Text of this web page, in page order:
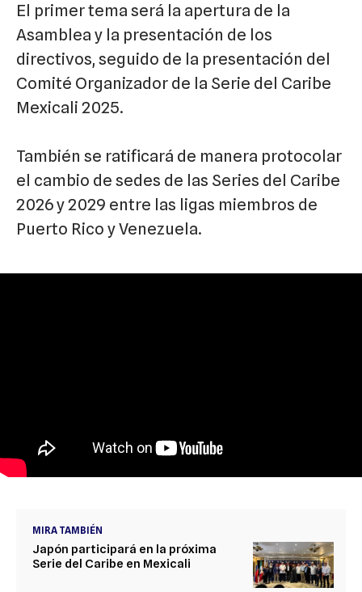
El primer tema será la apertura de la
Asamblea y la presentación de los
directivos, seguido de la presentación del
Comité Organizador de la Serie del Caribe
Mexicali 2025.
También se ratificará de manera protocolar
el cambio de sedes de las Series del Caribe
2026 y 2029 entre las ligas miembros de
Puerto Rico y Venezuela.
MIRA TAMBIÉN
Japón participará en la próxima
Serie del Caribe en Mexicali